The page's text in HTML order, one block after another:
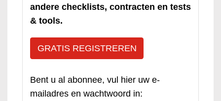
andere checklists, contracten en tests
& tools.
GRATIS REGISTREREN
Bent u al abonnee, vul hier uw e-
mailadres en wachtwoord in: